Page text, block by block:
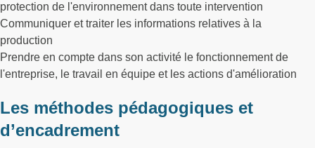
protection de l'environnement dans toute intervention
Communiquer et traiter les informations relatives à la
production
Prendre en compte dans son activité le fonctionnement de
l'entreprise, le travail en équipe et les actions d'amélioration
Les méthodes pédagogiques et
d’encadrement